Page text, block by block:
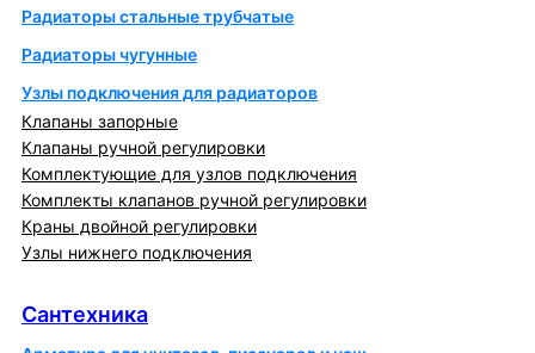
Радиаторы стальные трубчатые
Радиаторы чугунные
Узлы подключения для радиаторов
Клапаны запорные
Клапаны ручной регулировки
Комплектующие для узлов подключения
Комплекты клапанов ручной регулировки
Краны двойной регулировки
Узлы нижнего подключения
Сантехника